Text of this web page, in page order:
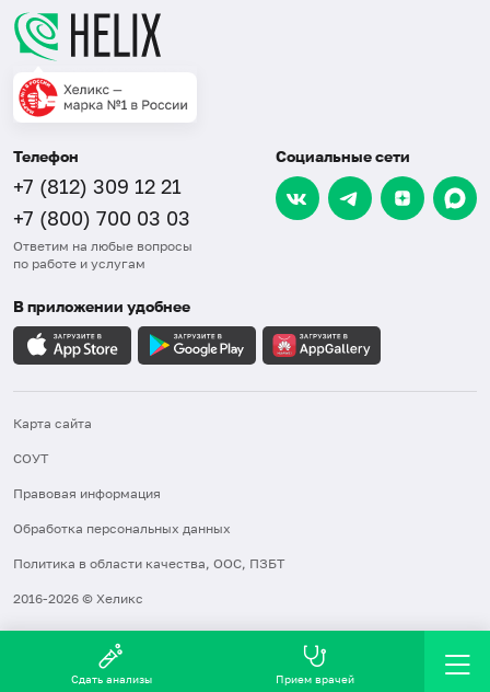
Телефон
+7 (812) 309 12 21
+7 (800) 700 03 03
Ответим на любые вопросы
по работе и услугам
Социальные сети
В приложении удобнее
Карта сайта
СОУТ
Правовая информация
Обработка персональных данных
Политика в области качества, ООС, ПЗБТ
2016-2026 © Хеликс
Сдать анализы Прием врачей